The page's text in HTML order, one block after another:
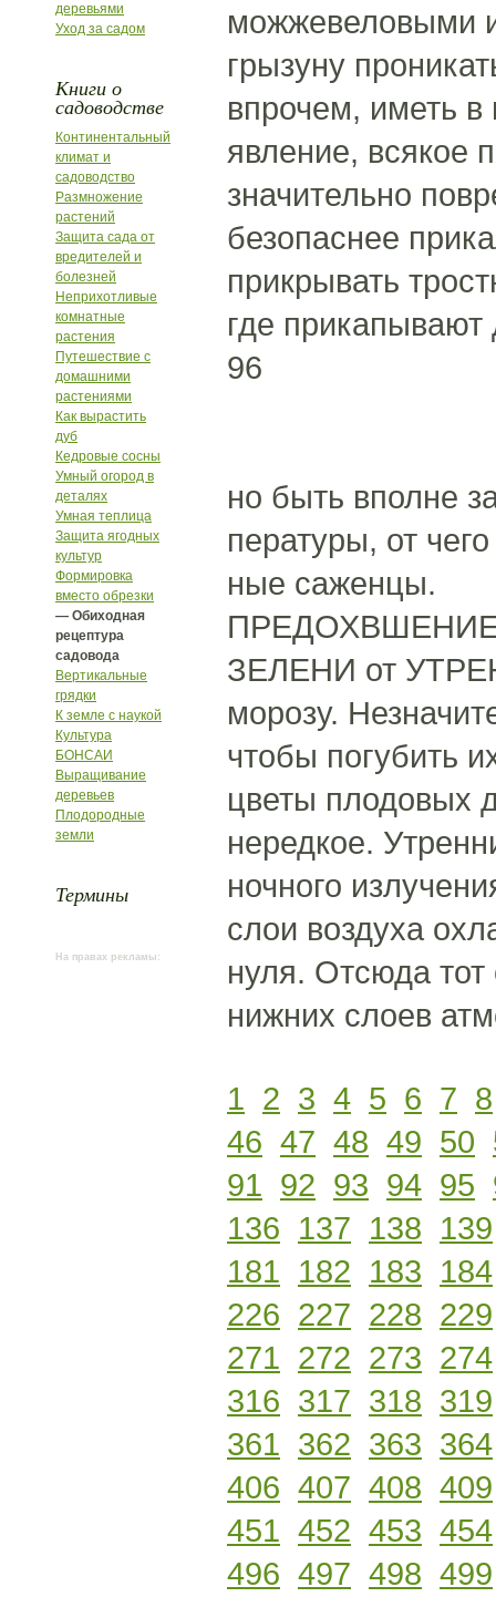
деревьями
Уход за садом
Книги о
садоводстве
Континентальный
климат и
садоводство
Размножение
растений
Защита сада от
вредителей и
болезней
Неприхотливые
комнатные
растения
Путешествие с
домашними
растениями
Как вырастить
дуб
Кедровые сосны
Умный огород в
деталях
Умная теплица
Защита ягодных
культур
Формировка
вместо обрезки
— Обиходная
рецептура
садовода
Вертикальные
грядки
К земле с наукой
Культура
БОНСАИ
Выращивание
деревьев
Плодородные
земли
Термины
На правах рекламы:
можжевеловыми
грызуну
впрочем, иметь в
явление, всякое
значительно
безопаснее
прикрывать
где
96
но быть вполне
пературы, от
ные саженцы.
ЗЕЛЕНИ от
морозу.
чтобы погубить
цветы плодовых
нередкое.
ночного
слои воздуха
нуля. Отсюда
нижних слоев
1 2 3 4 5 6 7 8
46 47 48 49 50
91 92 93 94 95
136 137 138 139
181 182 183 184
226 227 228 229
271 272 273 274
316 317 318 319
361 362 363 364
406 407 408 409
451 452 453 454
496 497 498 499